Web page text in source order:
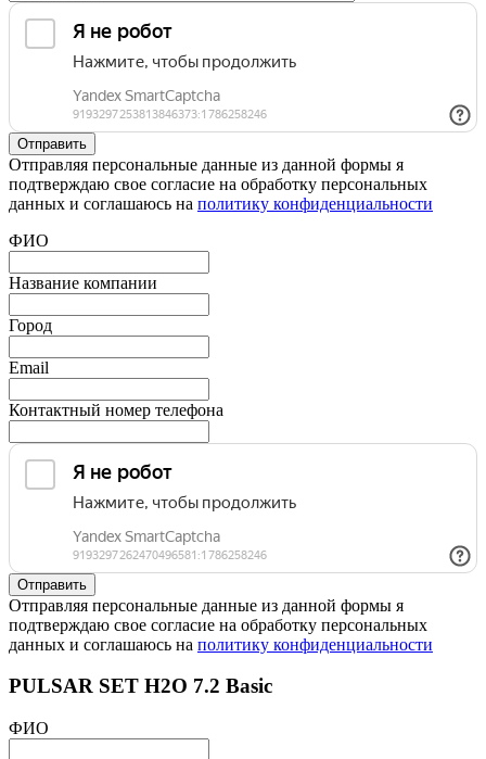
Отправляя персональные данные из данной формы я
подтверждаю свое согласие на обработку персональных
данных и соглашаюсь на политику конфиденциальности
ФИО
Название компании
Город
Email
Контактный номер телефона
Отправляя персональные данные из данной формы я
подтверждаю свое согласие на обработку персональных
данных и соглашаюсь на политику конфиденциальности
PULSAR SET H2O 7.2 Basic
ФИО